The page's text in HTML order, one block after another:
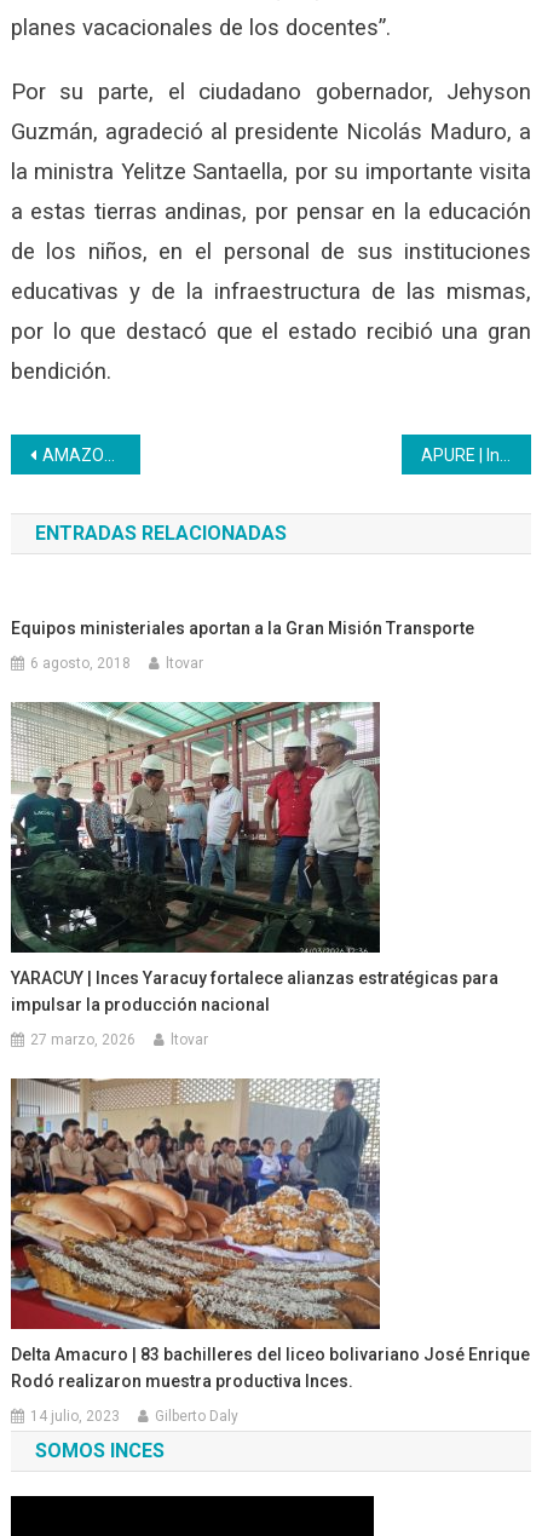
planes vacacionales de los docentes”.
Por su parte, el ciudadano gobernador, Jehyson
Guzmán, agradeció al presidente Nicolás Maduro, a
la ministra Yelitze Santaella, por su importante visita
a estas tierras andinas, por pensar en la educación
de los niños, en el personal de sus instituciones
educativas y de la infraestructura de las mismas,
por lo que destacó que el estado recibió una gran
bendición.
Navegación
de
entradas
AMAZONAS | Inces inaugurará centro de informática
ENTRADAS RELACIONADAS
Equipos ministeriales aportan a la Gran Misión Transporte
6 agosto, 2018 ltovar
YARACUY | Inces Yaracuy fortalece alianzas estratégicas para
impulsar la producción nacional
27 marzo, 2026 ltovar
Delta Amacuro | 83 bachilleres del liceo bolivariano José Enrique
Rodó realizaron muestra productiva Inces.
14 julio, 2023 Gilberto Daly
SOMOS INCES